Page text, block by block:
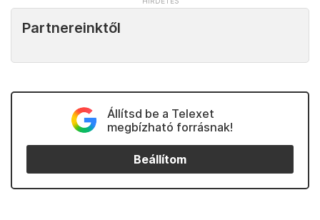
Partnereinktől
Állítsd be a Telexet
megbízható forrásnak!
Beállítom